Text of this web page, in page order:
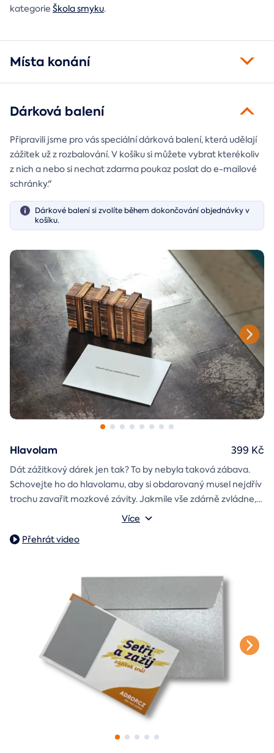
kategorie Škola smyku.
Místa konání
Dárková balení
Připravili jsme pro vás speciální dárková balení, která udělají
zážitek už z rozbalování. V košíku si můžete vybrat kterékoliv
z nich a nebo si nechat zdarma poukaz poslat do e-mailové
schránky."
Dárkové balení si zvolíte během dokončování objednávky v
košíku.
Hlavolam
Dát zážitkový dárek jen tak? To by nebyla taková zábava.
Schovejte ho do hlavolamu, aby si obdarovaný musel nejdřív
trochu zavařit mozkové závity. Jakmile vše zdárně zvládne,
objeví poukaz na zážitek i s vaším věnováním.
Vnější rozměry: 15,5 x 8,5 x 5 cm
Více
399 Kč
Přehrát video